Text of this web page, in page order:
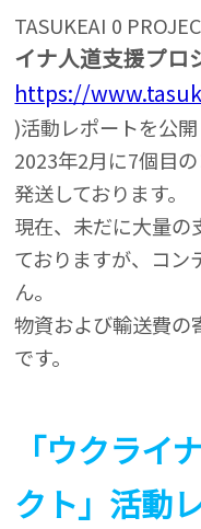
TASUKEAI 0
イナ人道支援プロ
https://
)活動レポートを公開
2023年2月に7個目
発送しております。
現在、未だに大量の
ておりますが、コン
ん。
物資および輸送費の
です。
「ウクライ
クト」活動